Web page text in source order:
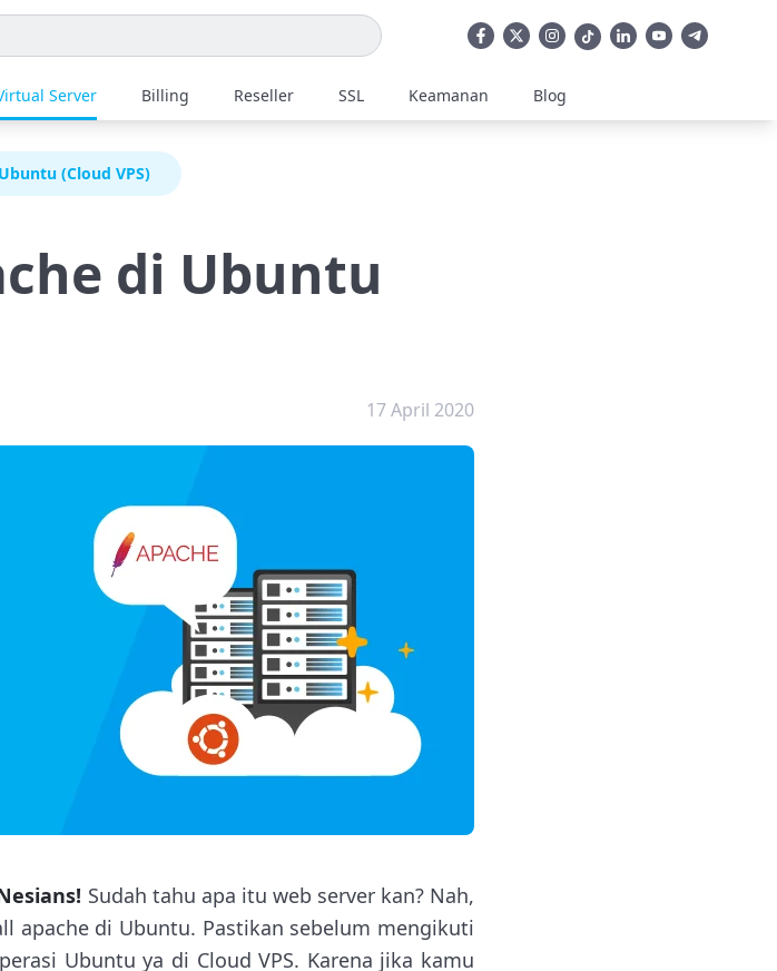
Server Billing Reseller SSL Keamanan Blog
(Cloud VPS)
di Ubuntu
17 April 2020
Sudah tahu apa itu web server kan? Nah,
apache di Ubuntu. Pastikan sebelum mengikuti
Ubuntu ya di Cloud VPS. Karena jika kamu